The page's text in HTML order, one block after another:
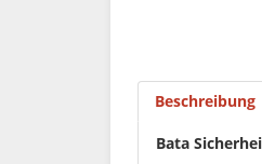
Beschreibung
Bata